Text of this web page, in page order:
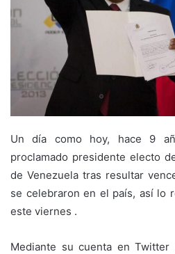
Un día como hoy, hace 9
proclamado presidente electo
de Venezuela tras resultar
se celebraron en el país, así lo
este viernes .
Mediante su cuenta en Twitter